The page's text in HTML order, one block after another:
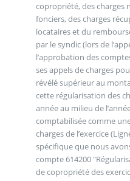
copropriété, des charges
fonciers, des charges
locataires et du
par le syndic (lors de
l’approbation des
ses appels de charges
révélé supérieur au
cette régularisation des
année au milieu de
comptabilisée comme
charges de l’exercice
spécifique que nous
compte 614200
de copropriété des